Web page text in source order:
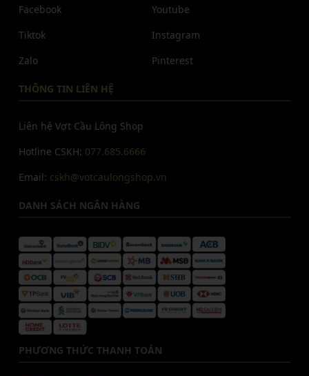
Facebook
Tiktok
Zalo
Youtube
Instagram
Pinterest
THÔNG TIN LIÊN HỆ
Liên hệ Vợt Cầu Lông Shop
Hotline CSKH: 077.685.6666
Email: cskh@votcaulongshop.vn
DANH SÁCH NGÂN HÀNG
PHƯƠNG THỨC THANH TOÁN